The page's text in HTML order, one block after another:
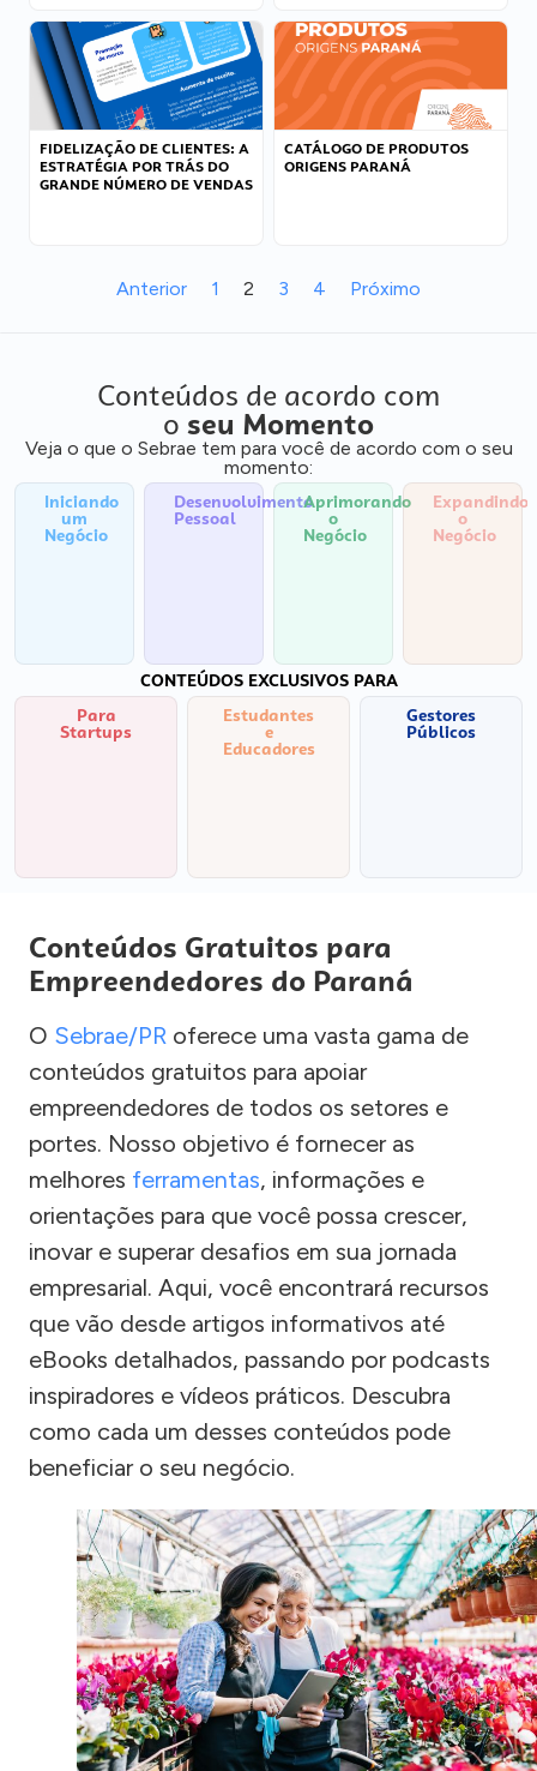
FIDELIZAÇÃO DE CLIENTES: A
ESTRATÉGIA POR TRÁS DO
GRANDE NÚMERO DE VENDAS
CATÁLOGO DE PRODUTOS
ORIGENS PARANÁ
Anterior 1 2 3 4 Próximo
Conteúdos de acordo com
o seu Momento
Veja o que o Sebrae tem para você de acordo com o seu
momento:
Iniciando
um
Negócio
Desenvolvimento
Pessoal
Aprimorando
o
Negócio
Expandindo
o
Negócio
CONTEÚDOS EXCLUSIVOS PARA
Para
Startups
Estudantes
e
Educadores
Gestores
Públicos
Conteúdos Gratuitos para
Empreendedores do Paraná
O Sebrae/PR oferece uma vasta gama de
conteúdos gratuitos para apoiar
empreendedores de todos os setores e
portes. Nosso objetivo é fornecer as
melhores ferramentas, informações e
orientações para que você possa crescer,
inovar e superar desafios em sua jornada
empresarial. Aqui, você encontrará recursos
que vão desde artigos informativos até
eBooks detalhados, passando por podcasts
inspiradores e vídeos práticos. Descubra
como cada um desses conteúdos pode
beneficiar o seu negócio.